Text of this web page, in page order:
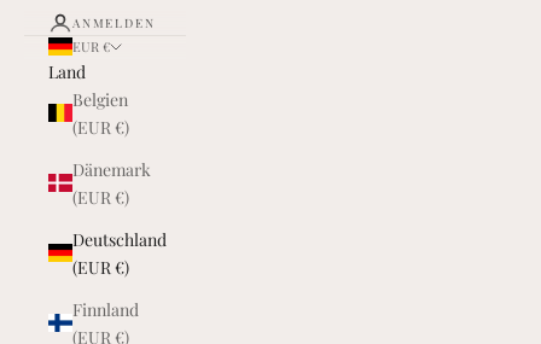
ANMELDEN
EUR €
Land
Belgien
(EUR €)
Dänemark
(EUR €)
Deutschland
(EUR €)
Finnland
(EUR €)